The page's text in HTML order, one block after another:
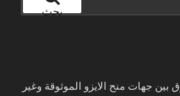
بحث
بين جهات منح الايزو الموثوقة وغير